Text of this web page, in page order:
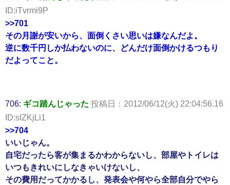
ID:iTvrmi9P
>>701
その月謝が安いから、面倒くさい思いは嫌なんだよ。
逆に数千円しか払わないのに、どんだけ面倒かけるつもり
だよってこと。
706: ギコ踏んじゃった 投稿日：2012/06/12(火) 22:04:56.16
ID:sIZKjLi1
>>704
いいじゃん。
自宅だったら客が集まるかわからないし、部屋やトイレは
いつもきれいにしなきゃいけないし、
その費用だってかかるし、発表会や何やら全部自分でやら